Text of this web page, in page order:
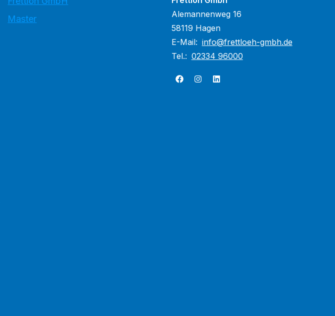
Master
Alemannenweg 16
58119 Hagen
E-Mail: info@frettloeh-gmbh.de
Tel.: 02334 96000